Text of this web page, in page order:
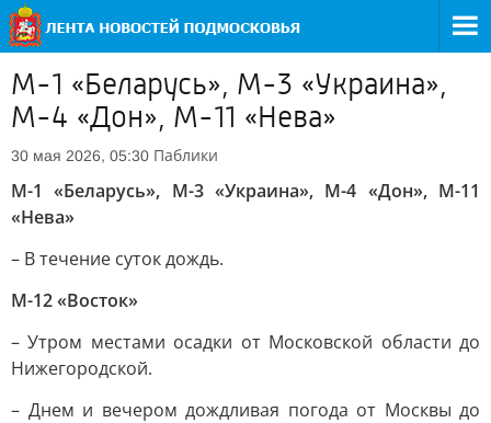
М-1 «Беларусь», М-3 «Украина»,
М-4 «Дон», М-11 «Нева»
30 мая 2026, 05:30 Паблики
М-1 «Беларусь», М-3 «Украина», М-4 «Дон», М-11
«Нева»
– В течение суток дождь.
М-12 «Восток»
– Утром местами осадки от Московской области до
Нижегородской.
– Днем и вечером дождливая погода от Москвы до